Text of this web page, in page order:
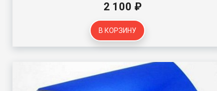
2 100 ₽
В КОРЗИНУ